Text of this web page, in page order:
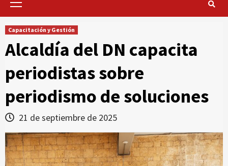
Primary
Capacitación y Gestión
Alcaldía del DN capacita
periodistas sobre
periodismo de soluciones
21 de septiembre de 2025